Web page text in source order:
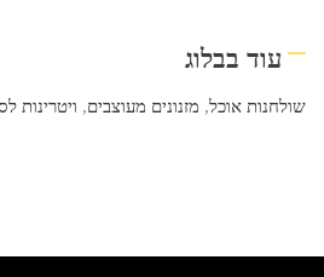
עוד בבלוג
שולחנות אוכל, מזנונים מעוצבים, ויטרינות